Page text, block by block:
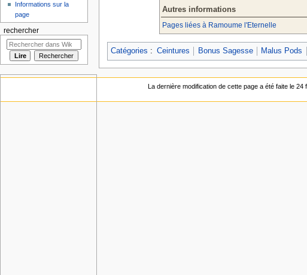
Autres informations
Pages liées à Ramoume l'Eternelle
Catégories : Ceintures Bonus Sagesse Malus Pods
Informations sur la
page
rechercher
La dernière modification de cette page a été faite le 24